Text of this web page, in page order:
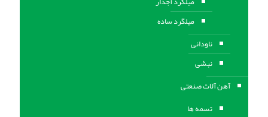
میلگرد ساده
ناودانی
نبشی
آهن آلات صنعتی
تسمه ها